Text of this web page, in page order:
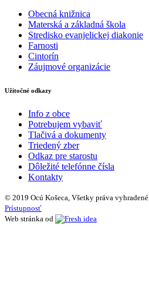
Obecná knižnica
Materská a základná škola
Stredisko evanjelickej diakonie
Farnosti
Cintorín
Záujmové organizácie
Užitočné odkazy
Info z obce
Potrebujem vybaviť
Tlačivá a dokumenty
Triedený zber
Odkaz pre starostu
Dôležité telefónne čísla
Kontakty
© 2019 Ocú Košeca, Všetky práva vyhradené.
Prístupnosť
Web stránka od